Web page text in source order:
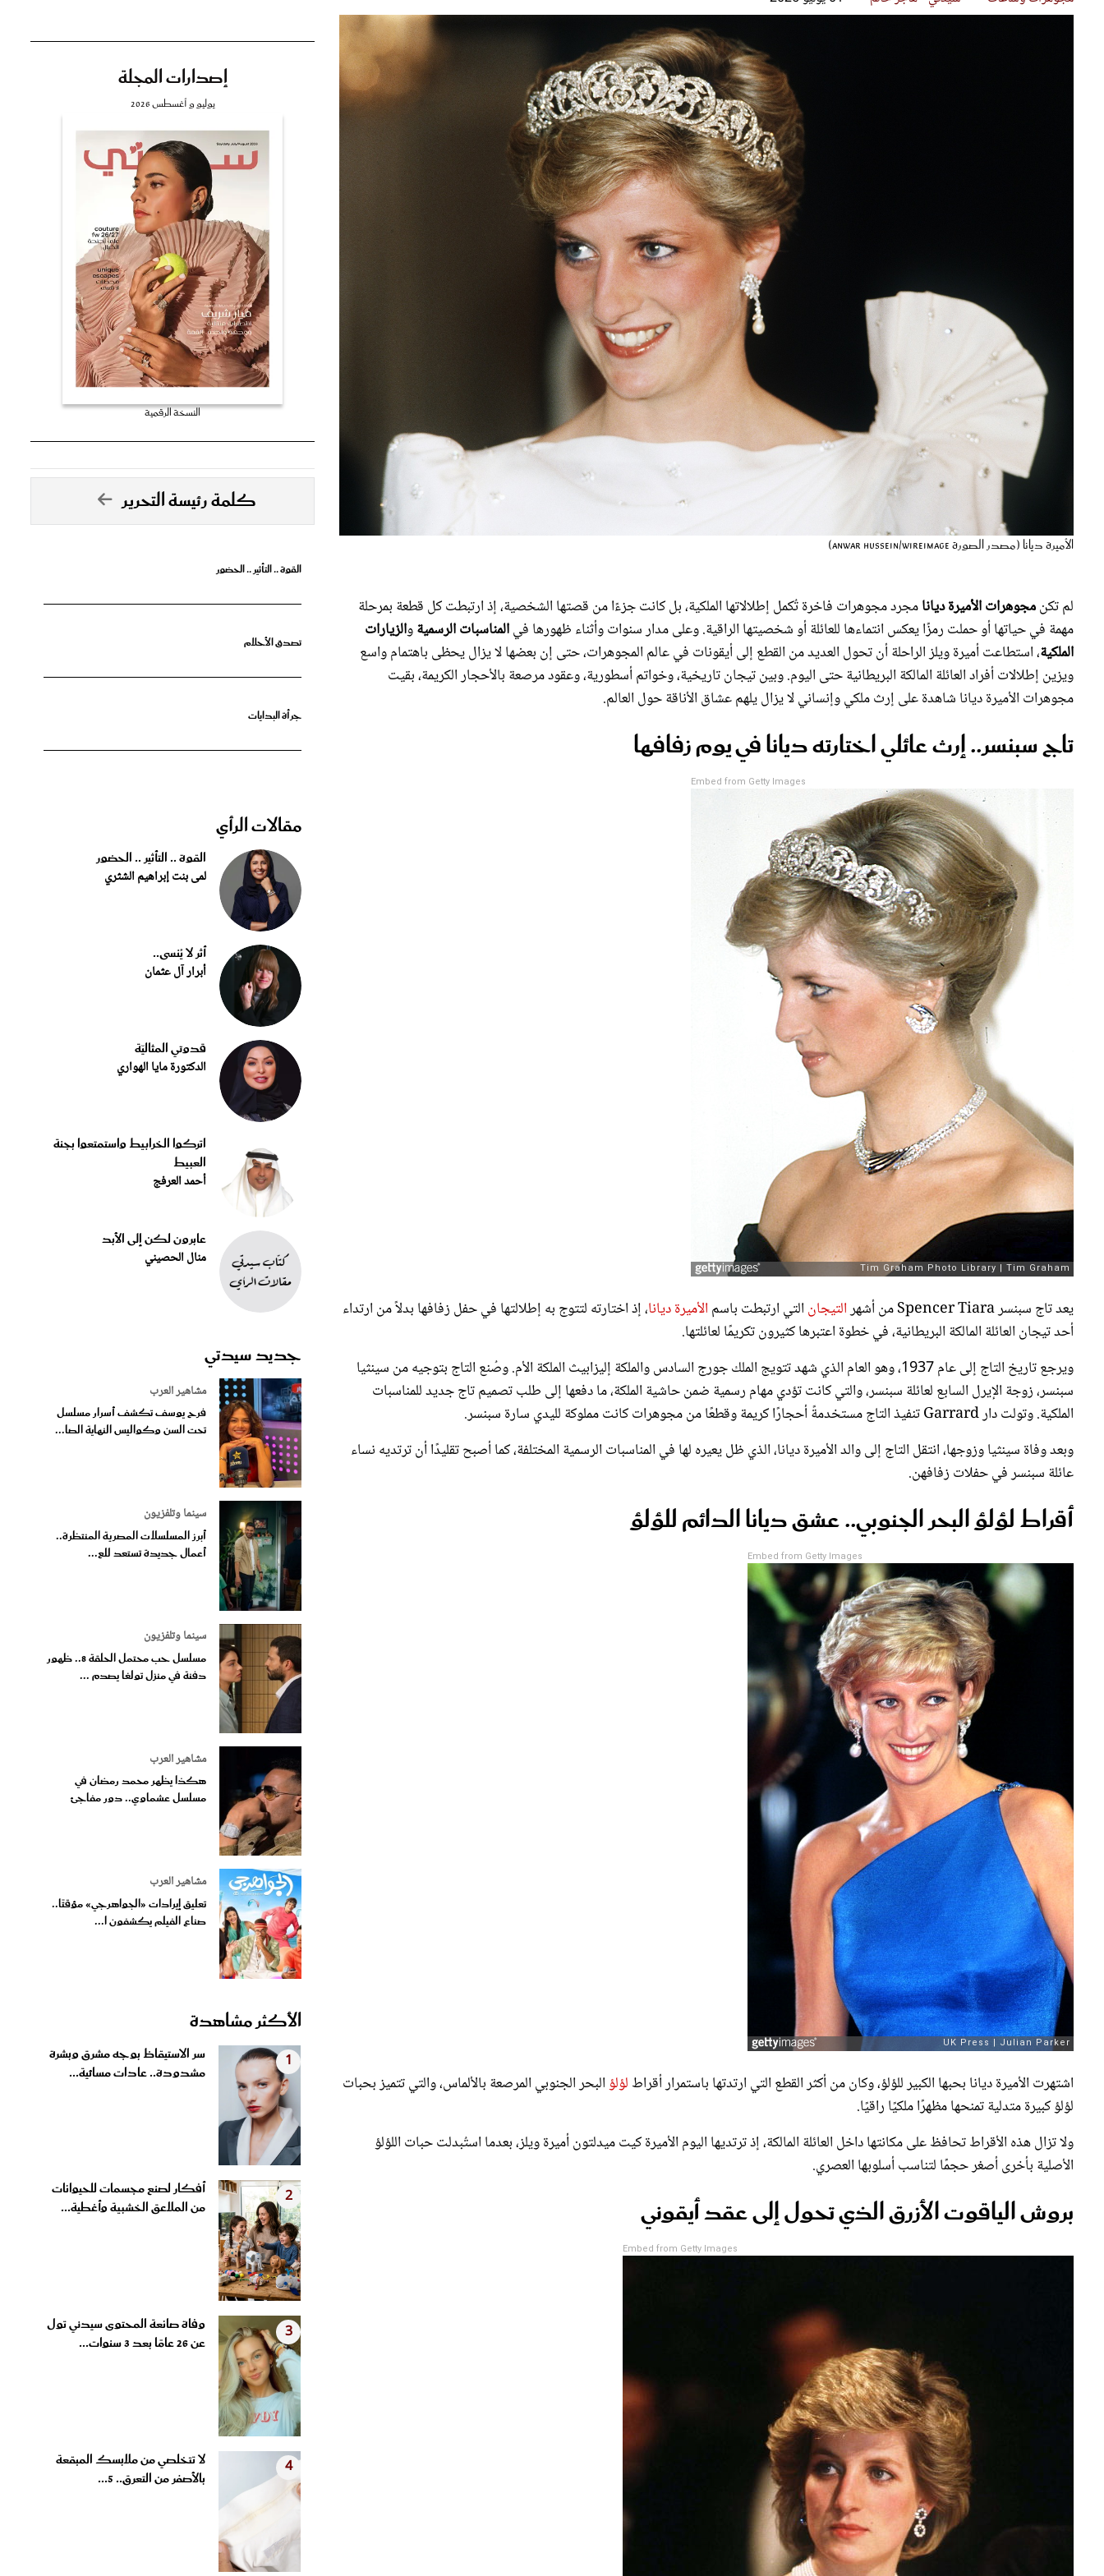
الأميرة ديانا (مصدر الصورة Anwar Hussein/WireImage)
لم تكنمجوهرات الأميرة ديانامجرد مجوهرات فاخرة تُكمل إطلالاتها الملكية، بل كانت جزءًا من قصتها الشخصية، إذ ارتبطت كل قطعة بمرحلة
مهمة في حياتها أو حملت رمزًا يعكس انتماءها للعائلة أو شخصيتها الراقية. وعلى مدار سنوات وأثناء ظهورها فيالمناسبات الرسميةوالزيارات
الملكية، استطاعت أميرة ويلز الراحلة أن تحول العديد من القطع إلى أيقونات في عالم المجوهرات، حتى إن بعضها لا يزال يحظى باهتمام واسع
ويزين إطلالات أفراد العائلة المالكة البريطانية حتى اليوم. وبين تيجان تاريخية، وخواتم أسطورية، وعقود مرصعة بالأحجار الكريمة، بقيت
مجوهرات الأميرة ديانا شاهدة على إرث ملكي وإنساني لا يزال يلهم عشاق الأناقة حول العالم.
تاج سبنسر.. إرث عائلي اختارته ديانا في يوم زفافها
Embed from Getty Images
يعد تاج سبنسر Spencer Tiara من أشهر التيجان التي ارتبطت باسم الأميرة ديانا، إذ اختارته لتتوج به إطلالتها في حفل زفافها بدلاً من ارتداء
أحد تيجان العائلة المالكة البريطانية، في خطوة اعتبرها كثيرون تكريمًا لعائلتها.
ويرجع تاريخ التاج إلى عام 1937، وهو العام الذي شهد تتويج الملك جورج السادس والملكة إليزابيث الملكة الأم. وصُنع التاج بتوجيه من سينثيا
سبنسر، زوجة الإيرل السابع لعائلة سبنسر، والتي كانت تؤدي مهام رسمية ضمن حاشية الملكة، ما دفعها إلى طلب تصميم تاج جديد للمناسبات
الملكية. وتولت دار Garrard تنفيذ التاج مستخدمةً أحجارًا كريمة وقطعًا من مجوهرات كانت مملوكة لليدي سارة سبنسر.
وبعد وفاة سينثيا وزوجها، انتقل التاج إلى والد الأميرة ديانا، الذي ظل يعيره لها في المناسبات الرسمية المختلفة، كما أصبح تقليدًا أن ترتديه نساء
عائلة سبنسر في حفلات زفافهن.
أقراط لؤلؤ البحر الجنوبي.. عشق ديانا الدائم للؤلؤ
Embed from Getty Images
اشتهرت الأميرة ديانا بحبها الكبير للؤلؤ، وكان من أكثر القطع التي ارتدتها باستمرار أقراطلؤلؤالبحر الجنوبي المرصعة بالألماس، والتي تتميز بحبات
لؤلؤ كبيرة متدلية تمنحها مظهرًا ملكيًا راقيًا.
ولا تزال هذه الأقراط تحافظ على مكانتها داخل العائلة المالكة، إذ ترتديها اليوم الأميرة كيت ميدلتون أميرة ويلز، بعدما استُبدلت حبات اللؤلؤ
الأصلية بأخرى أصغر حجمًا لتناسب أسلوبها العصري.
بروش الياقوت الأزرق الذي تحول إلى عقد أيقوني
Embed from Getty Images
إصدارات المجلة
يوليو و أغسطس 2026
النسخة الرقمية
كلمة رئيسة التحرير
القوة .. التأثير .. الحضور
تصدق الأحلام
جرأة البدايات
مقالات الرأي
القوة .. التأثير .. الحضور
لمى بنت إبراهيم الشثري
أثر لا يُنسى..
أبرار آل عثمان
قدوتي المثاليّة
الدكتورة مايا الهواري
اتركوا الخرابيط واستمتعوا بجنة
العبيط
أحمد العرفج
عابرون لكن إلى الأبد
منال الحصيني
جديد سيدتي
مشاهير العرب
فرح يوسف تكشف أسرار مسلسل
تحت السن وكواليس النهاية الصا...
سينما وتلفزيون
أبرز المسلسلات المصرية المنتظرة..
أعمال جديدة تستعد للع...
سينما وتلفزيون
مسلسل حب محتمل الحلقة 8.. ظهور
دفنة في منزل تولغا يصدم ...
مشاهير العرب
هكذا يظهر محمد رمضان في
مسلسل عشماوي.. دور مفاجئ
مشاهير العرب
تعليق إيرادات «الجواهرجي» مؤقتًا..
صناع الفيلم يكشفون ا...
الأكثر مشاهدة
1
سر الاستيقاظ بوجه مشرق وبشرة
مشدودة.. عادات مسائية...
2
أفكار لصنع مجسمات للحيوانات
من الملاعق الخشبية وأغطية...
3
وفاة صانعة المحتوى سيدني تول
عن 26 عامًا بعد 3 سنوات...
4
لا تتخلصي من ملابسك المبقعة
بالأصفر من التعرق.. 5...
قصص ملهمة
تقارير
عروس سيدتي
تطبيقات سيدتي
آخر الأخبار
مجلة سيدتي
غلاف رفمي